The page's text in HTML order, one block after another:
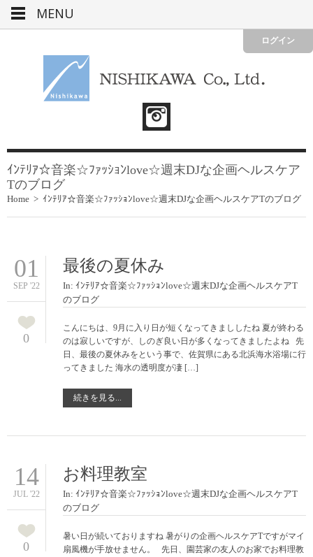
ログイン
ｲﾝﾃﾘｱ☆音楽☆ﾌｧｯｼｮﾝlove☆週末DJな企画ヘルスケア
Tのブログ
Home > ｲﾝﾃﾘｱ☆音楽☆ﾌｧｯｼｮﾝlove☆週末DJな企画ヘルスケアTのブログ
01
SEP '22
0
最後の夏休み
In: ｲﾝﾃﾘｱ☆音楽☆ﾌｧｯｼｮﾝlove☆週末DJな企画ヘルスケアT
のブログ
こんにちは、9月に入り日が短くなってきまししたね 夏が終わる
のは寂しいですが、しのぎ良い日が多くなってきましたよね 先
日、最後の夏休みをという事で、佐賀県にある北浜海水浴場に行
ってきました 海水の透明度が凄 […]
続きを見る...
14
JUL '22
0
お料理教室
In: ｲﾝﾃﾘｱ☆音楽☆ﾌｧｯｼｮﾝlove☆週末DJな企画ヘルスケアT
のブログ
暑い日が続いておりますね 暑がりの企画ヘルスケアTですがマイ
扇風機が手放せません。 先日、園芸家の友人のお家でお料理教
MENU